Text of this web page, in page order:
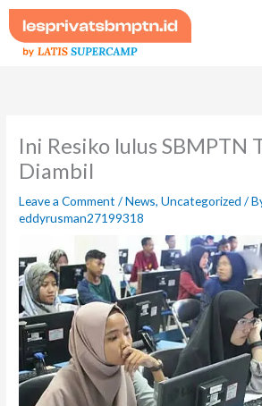
Skip
to
content
Ini Resiko lulus SBMPTN
Diambil
Leave a Comment /News,Uncategorized /
eddyrusman27199318